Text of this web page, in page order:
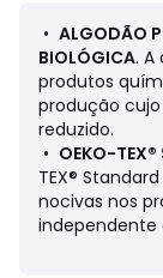
Ficha de
• Origem do
• Origem do
Turquia, Áustria,
• Confeção:
Última
• ALGODÃO
BIOLÓGICA. A
produtos
produção
reduzido.
• OEKO-
TEX®
nocivas nos
independente